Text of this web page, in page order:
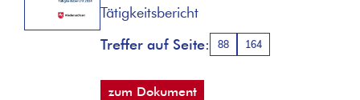
Tätigkeitsbericht
Treffer auf Seite:
88 164
zum Dokument